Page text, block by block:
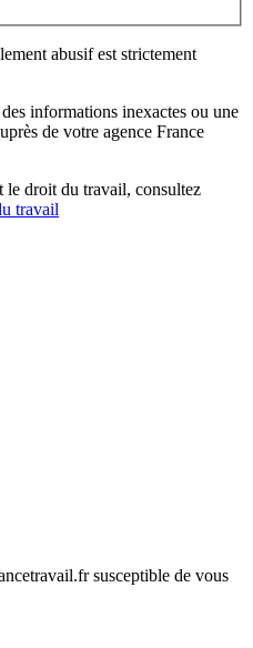
abusif est strictement
informations inexactes ou une
de votre agence France
le droit du travail, consultez
travail
susceptible de vous